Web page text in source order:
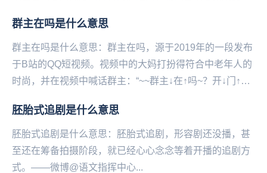
落...
群主在吗是什么意思
群主在吗是什么意思：群主在吗，源于2019年的一段发布
于B站的QQ短视频。视频中的大妈打扮得符‌‌‌‌‌‌‌‌‌合中老年人的
时尚，并在视频中喊话群主：“~~群主↓在↑吗~？开↓门↑~
胚胎式追剧是什么意思
胚胎式追剧是什么意思：胚胎式追剧，形容剧还没播，甚
至还在筹备拍摄阶段，就已经心心念念等着开播的追剧方
式。——微博@语文指挥中心...